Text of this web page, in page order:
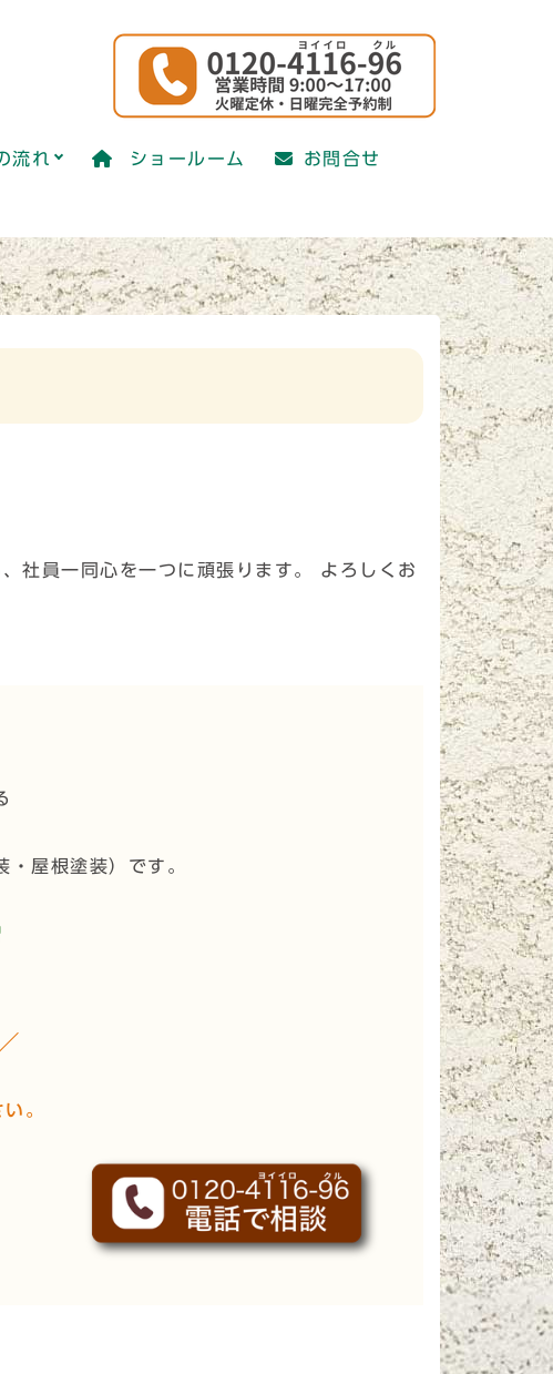
流れ ショールーム お問合せ
社員一同心を一つに頑張ります。 よろしくお
・屋根塗装）です。
。